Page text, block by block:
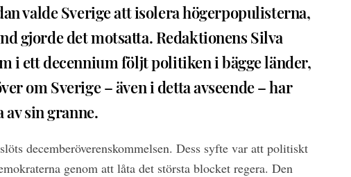
valde Sverige att isolera högerpopulisterna,
gjorde det motsatta. Redaktionens Silva
i ett decennium följt politiken i bägge länder,
om Sverige – även i detta avseende – har
av sin granne.
decemberöverenskommelsen. Dess syfte var att politiskt
genom att låta det största blocket regera. Den